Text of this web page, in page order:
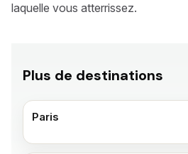
laquelle vous atterrissez.
Plus de destinations
Paris